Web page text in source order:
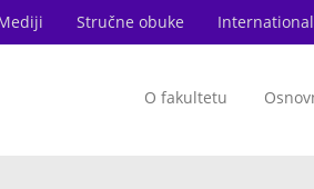
Stručne obuke
O fakultetu